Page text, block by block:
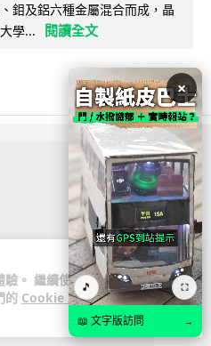
。 繼續使用
的 Cookie 政
鉬及鋁六種金屬混合而成，晶
學...
閱讀全文
×
🎵 ⛶
📖 文字版訪問 →